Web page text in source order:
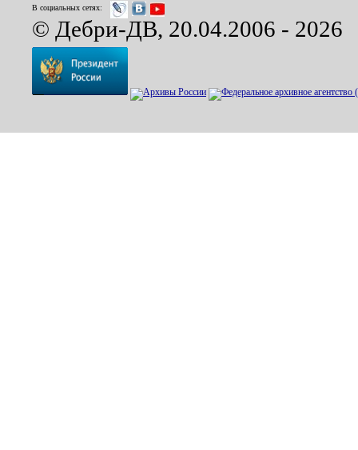
В социальных сетях:
© Дебри-ДВ, 20.04.2006 - 2026